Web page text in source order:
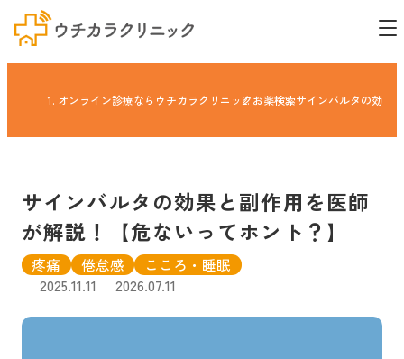
オンライン診療ならウチカラクリニックお薬検索サインバルタの効果
サインバルタの効果と副作用を医師
が解説！【危ないってホント？】
疼痛 倦怠感
こころ・睡眠
2025.11.11
2026.07.11